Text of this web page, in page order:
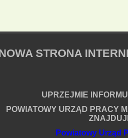
STRONA
UPRZEJMIE
POWIATOWY URZĄD PRACY
Powiatowy Urząd